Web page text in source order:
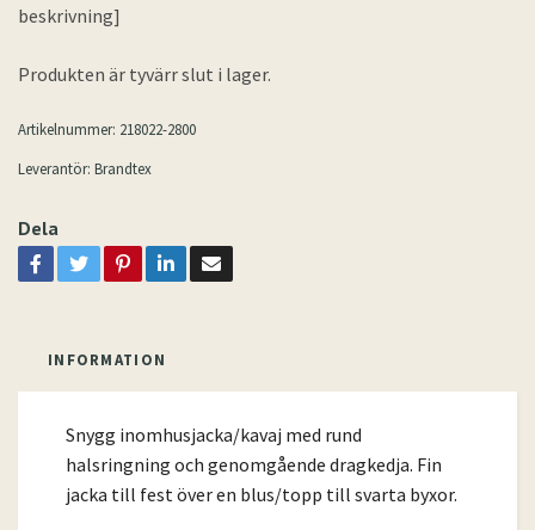
beskrivning]
Produkten är tyvärr slut i lager.
Artikelnummer: 218022-2800
Leverantör: Brandtex
Dela
INFORMATION
Snygg inomhusjacka/kavaj med rund
halsringning och genomgående dragkedja. Fin
jacka till fest över en blus/topp till svarta byxor.